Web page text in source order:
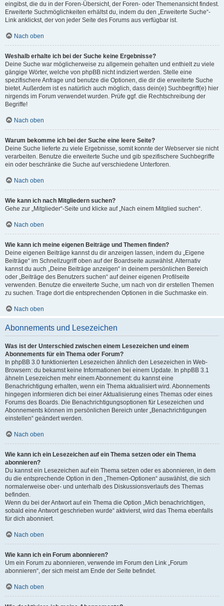
eingibst, die du in der Foren-Übersicht, der Foren- oder Themenansicht findest.
Erweiterte Suchmöglichkeiten erhältst du, indem du den „Erweiterte Suche“-
Link anklickst, der von jeder Seite des Forums aus verfügbar ist.
Nach oben
Weshalb erhalte ich bei der Suche keine Ergebnisse?
Deine Suche war möglicherweise zu allgemein gehalten und enthielt zu viele
gängige Wörter, welche von phpBB nicht indiziert werden. Stelle eine
spezifischere Anfrage und benutze die Optionen, die dir die erweiterte Suche
bietet. Außerdem ist es natürlich auch möglich, dass dein(e) Suchbegriff(e) hier
nirgends im Forum verwendet wurden. Prüfe ggf. die Rechtschreibung der
Begriffe!
Nach oben
Warum bekomme ich bei der Suche eine leere Seite?
Deine Suche lieferte zu viele Ergebnisse, somit konnte der Webserver sie nicht
verarbeiten. Benutze die erweiterte Suche und gib spezifischere Suchbegriffe
ein oder beschränke die Suche auf verschiedene Unterforen.
Nach oben
Wie kann ich nach Mitgliedern suchen?
Gehe zur „Mitglieder“-Seite und klicke auf „Nach einem Mitglied suchen“.
Nach oben
Wie kann ich meine eigenen Beiträge und Themen finden?
Deine eigenen Beiträge kannst du dir anzeigen lassen, indem du „Eigene
Beiträge“ im Schnellzugriff oben auf der Boardseite auswählst. Alternativ
kannst du auch „Deine Beiträge anzeigen“ in deinem persönlichen Bereich
oder „Beiträge des Benutzers suchen“ auf deiner eigenen Profilseite
verwenden. Benutze die erweiterte Suche, um nach von dir erstellen Themen
zu suchen. Trage dort die entsprechenden Optionen in die Suchmaske ein.
Nach oben
Abonnements und Lesezeichen
Was ist der Unterschied zwischen einem Lesezeichen und einem
Abonnements für ein Thema oder Forum?
In phpBB 3.0 funktionierten Lesezeichen ähnlich den Lesezeichen in Web-
Browsern: du bekamst keine Informationen bei einem Update. In phpBB 3.1
ähneln Lesezeichen mehr einem Abonnement: du kannst eine
Benachrichtigung erhalten, wenn ein Thema aktualisiert wird. Abonnements
hingegen informieren dich bei einer Aktualisierung eines Themas oder eines
Forums des Boards. Die Benachrichtigungsoptionen für Lesezeichen und
Abonnements können im persönlichen Bereich unter „Benachrichtigungen
einstellen“ geändert werden.
Nach oben
Wie kann ich ein Lesezeichen auf ein Thema setzen oder ein Thema
abonnieren?
Du kannst ein Lesezeichen auf ein Thema setzen oder es abonnieren, in dem
du die entsprechende Option in den „Themen-Optionen“ auswählst, die sich
normalerweise ober- und unterhalb des Diskussionsverlaufs des Themas
befinden.
Wenn du bei der Antwort auf ein Thema die Option „Mich benachrichtigen,
sobald eine Antwort geschrieben wurde“ aktivierst, wird das Thema ebenfalls
für dich abonniert.
Nach oben
Wie kann ich ein Forum abonnieren?
Um ein Forum zu abonnieren, verwende im Forum den Link „Forum
abonnieren“, der sich meist am Ende der Seite befindet.
Nach oben